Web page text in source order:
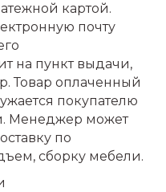
картой.
почту
на пункт выдачи,
Товар оплаченный
покупателю
Менеджер может
по
сборку мебели.